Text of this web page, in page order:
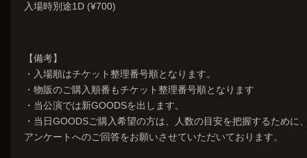
入場時別途1D (¥700)
【備考】
・入場順はチケット整理番号順となります。
・物販のご購入順番もチケット整理番号順となります
・当公演では新GOODSを出します。
・当日GOODSご購入希望の方は、人数の目安を把握するために
アンケートへのご回答をお願いさせていただいております。